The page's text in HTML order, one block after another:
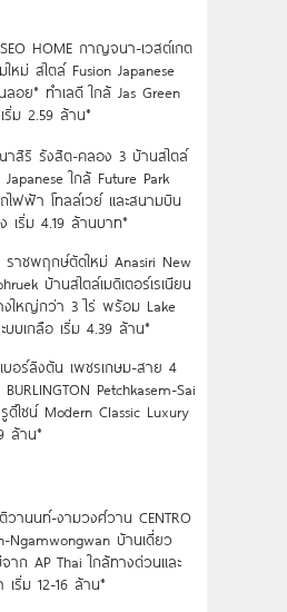
HOME กาญจนา-เวสต์เกต
ใหม่ สไตล์ Fusion Japanese
อย* ทำเลดี ใกล้ Jas Green
ริ่ม 2.59 ล้าน*
สิริ รังสิต-คลอง 3 บ้านสไตล์
ใกล้ Future Park
ไฟฟ้า โทลล์เวย์ และสนามบิน
เริ่ม 4.19 ล้านบาท*
าชพฤกษ์ตัดใหม่ Anasiri New
บ้านสไตล์เมดิเตอร์เรเนียน
ใหญ่กว่า 3 ไร่ พร้อม Lake
ะบบเกลือ เริ่ม 4.39 ล้าน*
บอร์ลิงตัน เพชรเกษม-สาย 4
Petchkasem-Sai
ไซน์ Modern Classic Luxury
ล้าน*
วานนท์-งามวงศ์วาน CENTRO
Ngamwongwan บ้านเดี่ยว
จาก AP Thai ใกล้ทางด่วนและ
เริ่ม 12-16 ล้าน*